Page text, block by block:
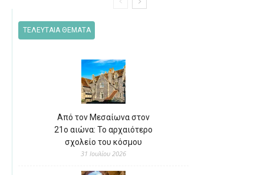
ΤΕΛΕΥΤΑΙΑ ΘΕΜΑΤΑ
Από τον Μεσαίωνα στον
21ο αιώνα: Το αρχαιότερο
σχολείο του κόσμου
31 Ιουλίου 2026